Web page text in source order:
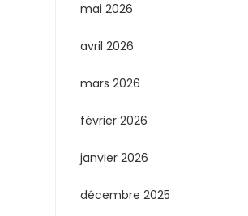
mai 2026
avril 2026
mars 2026
février 2026
janvier 2026
décembre 2025